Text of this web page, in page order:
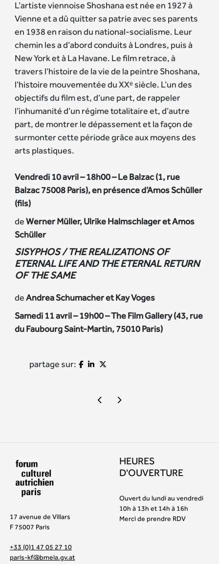
L’artiste viennoise Shoshana est née en 1927 à
Vienne et a dû quitter sa patrie avec ses parents
en 1938 en raison du national-socialisme. Leur
chemin les a d’abord conduits à Londres, puis à
New York et à La Havane. Le film retrace, à
travers l’histoire de la vie de la peintre Shoshana,
l’histoire mouvementée du XXᵉ siècle. L’un des
objectifs du film est, d’une part, de rappeler
l’inhumanité d’un régime totalitaire et, d’autre
part, de montrer le dépassement et la façon de
surmonter cette période grâce aux moyens des
arts plastiques.
Vendredi 10 avril – 18h00 – Le Balzac (1, rue
Balzac 75008 Paris), en présence d’Amos Schüller
(fils)
deWerner Müller, Ulrike Halmschlager et Amos
Schüller
SISYPHOS / THE REALIZATIONS OF
ETERNAL LIFE AND THE ETERNAL RETURN
OF THE SAME
deAndrea Schumacher et Kay Voges
Samedi 11 avril – 19h00 – The Film Gallery (43, rue
du Faubourg Saint-Martin,75010Paris)
partage sur:
17 avenue de Villars
F 75007 Paris
+33 (0)1 47 05 27 10
paris-kf@bmeia.gv.at
HEURES
D'OUVERTURE
Ouvert du lundi au vendredi
10h à 13h et 14h à 16h
Merci de prendre RDV